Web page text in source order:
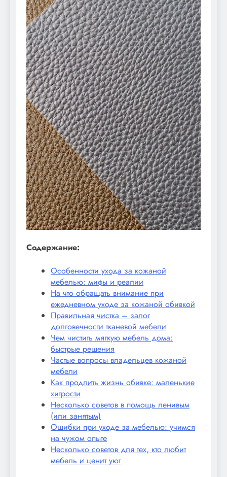
Содержание:
Особенности ухода за кожаной
мебелью: мифы и реалии
На что обращать внимание при
ежедневном уходе за кожаной обивкой
Правильная чистка – залог
долговечности тканевой мебели
Чем чистить мягкую мебель дома:
быстрые решения
Частые вопросы владельцев кожаной
мебели
Как продлить жизнь обивке: маленькие
хитрости
Несколько советов в помощь ленивым
(или занятым)
Ошибки при уходе за мебелью: учимся
на чужом опыте
Несколько советов для тех, кто любит
мебель и ценит уют